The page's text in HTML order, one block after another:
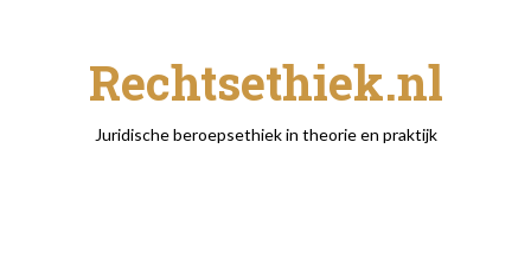
Rechtsethiek.nl
Juridische beroepsethiek in theorie en praktijk